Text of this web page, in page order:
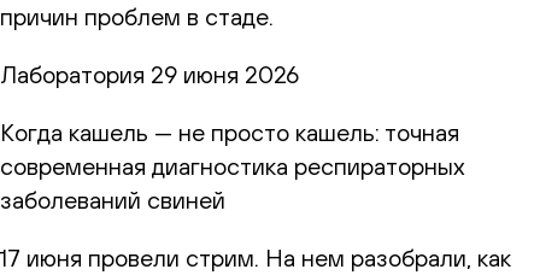
причин проблем в стаде.
Лаборатория 29 июня 2026
Когда кашель — не просто кашель: точная
современная диагностика респираторных
заболеваний свиней
17 июня провели стрим. На нем разобрали, как